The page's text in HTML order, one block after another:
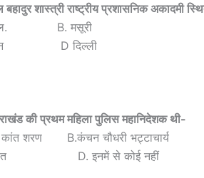
शास्त्री राष्ट्रीय प्रशासनिक अकादमी
B. मसूरी
D दिल्ली
की प्रथम महिला पुलिस महानिदेशक थी-
शरण B.कंचन चौधरी भट्टाचार्य
पंत D. इनमें से कोई नहीं